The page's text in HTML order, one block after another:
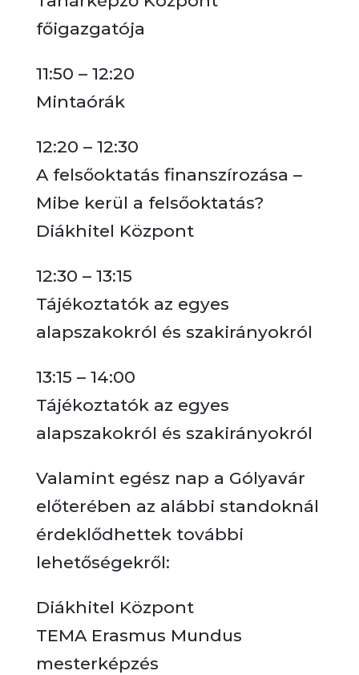
főigazgatója
11:50 – 12:20
Mintaórák
12:20 – 12:30
A felsőoktatás finanszírozása –
Mibe kerül a felsőoktatás?
Diákhitel Központ
12:30 – 13:15
Tájékoztatók az egyes
alapszakokról és szakirányokról
13:15 – 14:00
Tájékoztatók az egyes
alapszakokról és szakirányokról
Valamint egész nap a Gólyavár
előterében az alábbi standoknál
érdeklődhettek további
lehetőségekről:
Diákhitel Központ
TEMA Erasmus Mundus
mesterképzés